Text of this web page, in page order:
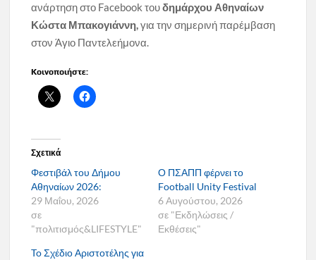
ανάρτηση στο Facebook τουδημάρχου Αθηναίων
Κώστα Μπακογιάννη,για την σημερινή παρέμβαση
στον Άγιο Παντελεήμονα.
Κοινοποιήστε:
Σχετικά
Φεστιβάλ του Δήμου
Αθηναίων 2026:
29 Μαΐου, 2026
σε
"πολιτισμός&LIFESTYLE"
Ο ΠΣΑΠΠ φέρνει το
Football Unity Festival
6 Αυγούστου, 2026
σε "Εκδηλώσεις /
Εκθέσεις"
To Σχέδιο Αριστοτέλης για